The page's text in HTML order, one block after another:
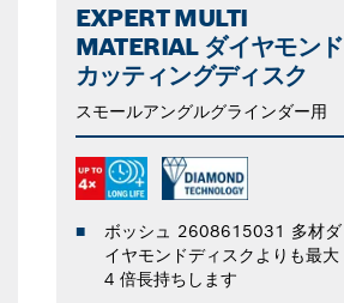
EXPERT MULTI
MATERIAL ダイヤモンド
カッティングディスク
スモールアングルグラインダー用
ボッシュ 2608615031 多材ダ
イヤモンドディスクよりも最大
4 倍長持ちします